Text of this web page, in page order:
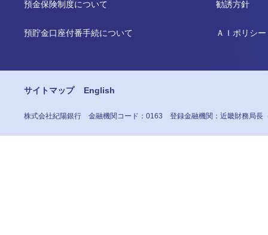
預金保険制度について
預貯金口座付番手続について
勧誘方針
ＡＩポリシー
サイトマップ English
株式会社紀陽銀行 金融機関コード：0163 登録金融機関：近畿財務局長